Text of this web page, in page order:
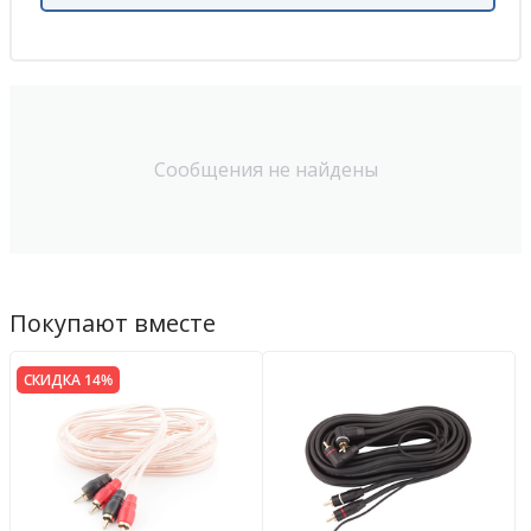
Сообщения не найдены
Покупают вместе
СКИДКА 14%